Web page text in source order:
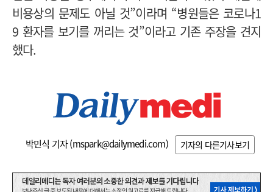
비용상의 문제도 아닐 것”이라며 “병원들은 코로나1
9 환자를 보기를 꺼리는 것”이라고 기존 주장을 견지
했다.
박민식 기자 (mspark@dailymedi.com) 기자의 다른기사보기